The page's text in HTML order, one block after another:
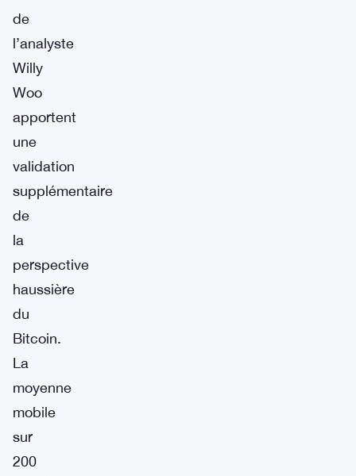
de
l’analyste
Willy
Woo
apportent
une
validation
supplémentaire
de
la
perspective
haussière
du
Bitcoin.
La
moyenne
mobile
sur
200